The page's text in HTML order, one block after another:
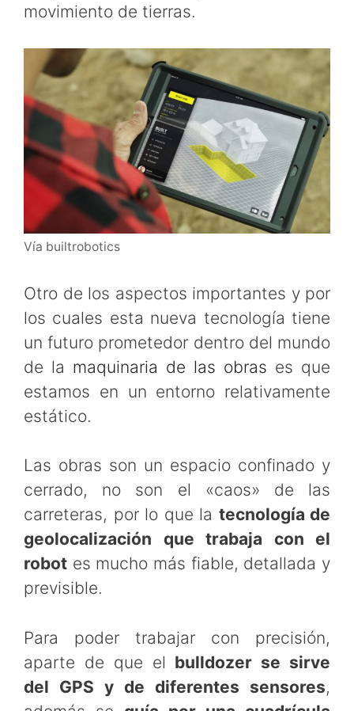
movimiento de tierras.
Vía builtrobotics
Otro de los aspectos importantes y por
los cuales esta nueva tecnología tiene
un futuro prometedor dentro del mundo
de la maquinaria de las obras es que
estamos en un entorno relativamente
estático.
Las obras son un espacio confinado y
cerrado, no son el «caos» de las
carreteras, por lo que la tecnología de
geolocalización que trabaja con el
robot es mucho más fiable, detallada y
previsible.
Para poder trabajar con precisión,
aparte de que el bulldozer se sirve
del GPS y de diferentes sensores,